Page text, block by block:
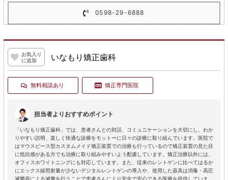
0598-29-6888
お気入り
に追加
いなもり矯正歯科
無料相談あり 矯正専門医院
担当者よりおすすめポイント
「いなもり矯正歯科」では、患者さんとの対話、コミュニケーションを大切にし、わか
りやすい説明、楽しく快適な診療をモットーに日々の診療に取り組んでいます。医院で
はマウスピース型カスタムメイド矯正装置での治療も行っているので矯正装置の見た目
に抵抗感がある方でも治療に取り組みやすいよう配慮しています。矯正治療以外には、
オフィスホワイトニングにも対応しています。また、従来のレントゲンに比べてはるか
にエックス線照射量が少ないデジタルレントゲンの導入や、使用した器具は消毒・高圧
滅菌器による滅菌を行うことで患者さんにより安全で安心できる医療を提供していま